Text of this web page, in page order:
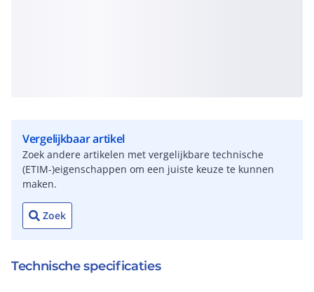
Vergelijkbaar artikel
Zoek andere artikelen met vergelijkbare technische
(ETIM-)eigenschappen om een juiste keuze te kunnen
maken.
Zoek
Technische specificaties